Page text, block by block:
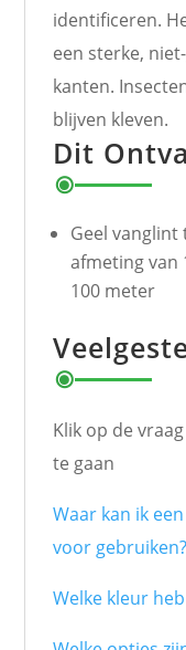
identificeren.
een sterke,
kanten.
blijven kleven.
Dit
Geel vanglint
afmeting van
100 meter
Klik op de
te gaan
Waar kan ik
voor gebruiken?
Welke kleur